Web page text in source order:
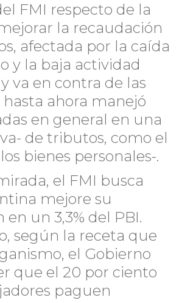
FMI respecto de la
la recaudación
afectada por la caída
y la baja actividad
va en contra de las
ahora manejó
en general en una
de tributos, como el
bienes personales-.
el FMI busca
mejore su
un 3,3% del PBI.
según la receta que
el Gobierno
que el 20 por ciento
paguen